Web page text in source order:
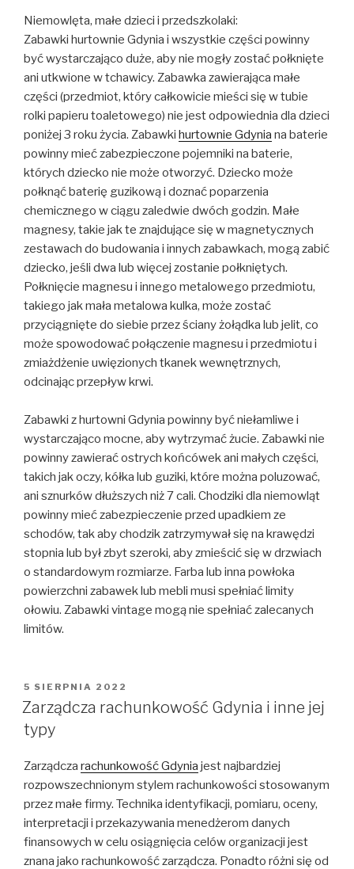
Niemowlęta, małe dzieci i przedszkolaki:
Zabawki hurtownie Gdynia i wszystkie części powinny
być wystarczająco duże, aby nie mogły zostać połknięte
ani utkwione w tchawicy. Zabawka zawierająca małe
części (przedmiot, który całkowicie mieści się w tubie
rolki papieru toaletowego) nie jest odpowiednia dla dzieci
poniżej 3 roku życia. Zabawki hurtownie Gdynia na baterie
powinny mieć zabezpieczone pojemniki na baterie,
których dziecko nie może otworzyć. Dziecko może
połknąć baterię guzikową i doznać poparzenia
chemicznego w ciągu zaledwie dwóch godzin. Małe
magnesy, takie jak te znajdujące się w magnetycznych
zestawach do budowania i innych zabawkach, mogą zabić
dziecko, jeśli dwa lub więcej zostanie połkniętych.
Połknięcie magnesu i innego metalowego przedmiotu,
takiego jak mała metalowa kulka, może zostać
przyciągnięte do siebie przez ściany żołądka lub jelit, co
może spowodować połączenie magnesu i przedmiotu i
zmiażdżenie uwięzionych tkanek wewnętrznych,
odcinając przepływ krwi.
Zabawki z hurtowni Gdynia powinny być niełamliwe i
wystarczająco mocne, aby wytrzymać żucie. Zabawki nie
powinny zawierać ostrych końcówek ani małych części,
takich jak oczy, kółka lub guziki, które można poluzować,
ani sznurków dłuższych niż 7 cali. Chodziki dla niemowląt
powinny mieć zabezpieczenie przed upadkiem ze
schodów, tak aby chodzik zatrzymywał się na krawędzi
stopnia lub był zbyt szeroki, aby zmieścić się w drzwiach
o standardowym rozmiarze. Farba lub inna powłoka
powierzchni zabawek lub mebli musi spełniać limity
ołowiu. Zabawki vintage mogą nie spełniać zalecanych
limitów.
OPUBLIKOWANE
W
5 SIERPNIA 2022
Zarządcza rachunkowość Gdynia i inne jej
typy
Zarządcza rachunkowość Gdynia jest najbardziej
rozpowszechnionym stylem rachunkowości stosowanym
przez małe firmy. Technika identyfikacji, pomiaru, oceny,
interpretacji i przekazywania menedżerom danych
finansowych w celu osiągnięcia celów organizacji jest
znana jako rachunkowość zarządcza. Ponadto różni się od